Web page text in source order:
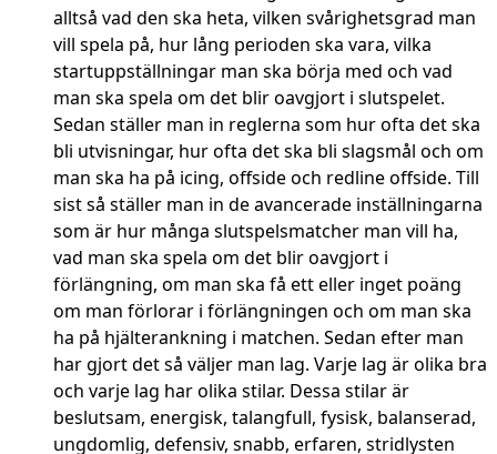
alltså vad den ska heta, vilken svårighetsgrad man
vill spela på, hur lång perioden ska vara, vilka
startuppställningar man ska börja med och vad
man ska spela om det blir oavgjort i slutspelet.
Sedan ställer man in reglerna som hur ofta det ska
bli utvisningar, hur ofta det ska bli slagsmål och om
man ska ha på icing, offside och redline offside. Till
sist så ställer man in de avancerade inställningarna
som är hur många slutspelsmatcher man vill ha,
vad man ska spela om det blir oavgjort i
förlängning, om man ska få ett eller inget poäng
om man förlorar i förlängningen och om man ska
ha på hjälterankning i matchen. Sedan efter man
har gjort det så väljer man lag. Varje lag är olika bra
och varje lag har olika stilar. Dessa stilar är
beslutsam, energisk, talangfull, fysisk, balanserad,
ungdomlig, defensiv, snabb, erfaren, stridlysten